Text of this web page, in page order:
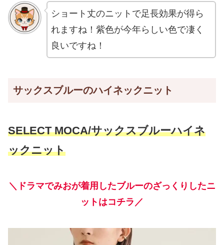
ショート丈のニットで足長効果が得ら
れますね！紫色が今年らしい色で凄く
良いですね！
サックスブルーのハイネックニット
SELECT MOCA/サックスブルーハイネ
ックニット
＼ドラマでみおが着用したブルーのざっくりしたニ
ットはコチラ／